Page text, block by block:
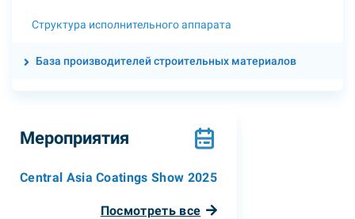
Структура исполнительного аппарата
База производителей строительных материалов
Мероприятия
Central Asia Coatings Show 2025
Посмотреть все